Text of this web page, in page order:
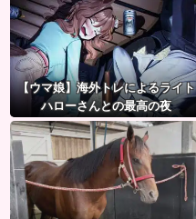
【ウマ娘】海外トレによるライト
ハローさんとの最高の夜